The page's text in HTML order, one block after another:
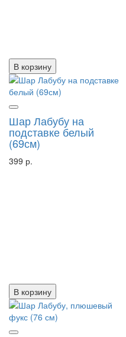
В корзину
Шар Лабубу на
подставке белый
(69см)
399 р.
В корзину